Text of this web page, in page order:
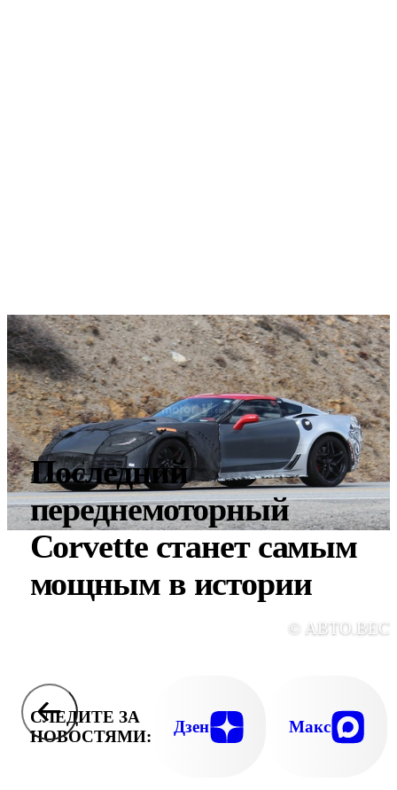
Последний
переднемоторный
Corvette станет самым
мощным в истории
©
СЛЕДИТЕ ЗА
НОВОСТЯМИ:
Дзен Макс